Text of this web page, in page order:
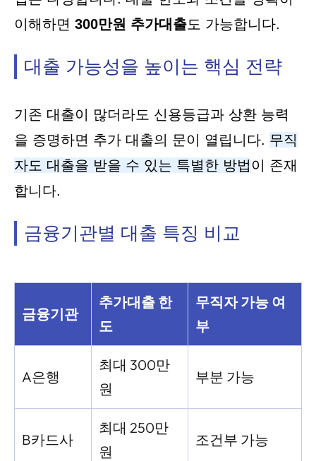
이해하면 300만원 추가대출도 가능합니다.
대출 가능성을 높이는 핵심 전략
기존 대출이 많더라도 신용등급과 상환 능력
을 증명하면 추가 대출의 문이 열립니다. 무직
자도 대출을 받을 수 있는 특별한 방법 이 존재
합니다.
금융기관별 대출 특징 비교
금융기관
추가대출 한
도
무직자 가능 여
부
A은행
최대 300만
원
부분 가능
B카드사
최대 250만
원
조건부 가능